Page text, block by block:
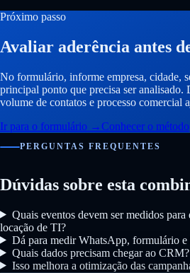
Próximo passo
Avaliar aderência antes
No formulário, informe empresa, cidade,
principal ponto que precisa ser analisado.
volume de contatos e processo comercial
Ir para o formulário →Conhecer o método
PERGUNTAS FREQUENTES
Dúvidas sobre esta
Quais eventos devem ser medidos
locação de TI?
Dá para medir WhatsApp, formulário e
Quais dados precisam chegar ao CRM?
Isso melhora a otimização das